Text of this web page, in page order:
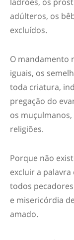
adúlteros, os
excluídos.
O mandamento
iguais, os
toda criatura,
pregação do
os
religiões.
Porque não
excluir a palavra
todos
e misericórdia
amado.